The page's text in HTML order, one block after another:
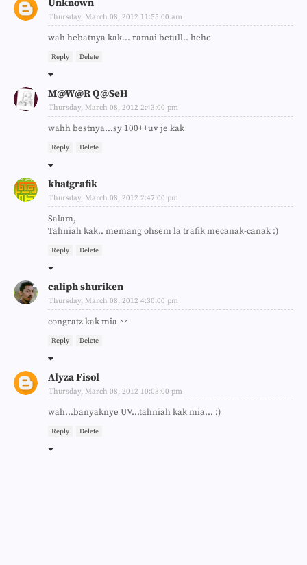
Unknown
Thursday, March 08, 2012 11:55:00 am
wah hebatnya kak... ramai betull.. hehe
Reply Delete
M@W@R Q@SeH
Thursday, March 08, 2012 2:43:00 pm
wahh bestnya...sy 100++uv je kak
Reply Delete
khatgrafik
Thursday, March 08, 2012 2:47:00 pm
Salam,
Tahniah kak.. memang ohsem la trafik mecanak-canak :)
Reply Delete
caliph shuriken
Thursday, March 08, 2012 4:30:00 pm
congratz kak mia ^^
Reply Delete
Alyza Fisol
Thursday, March 08, 2012 10:03:00 pm
wah...banyaknye UV...tahniah kak mia... :)
Reply Delete